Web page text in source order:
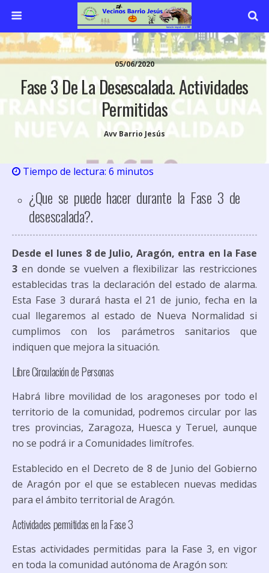
05/06/2020
Fase 3 De La Desescalada. Actividades
Permitidas
Avv Barrio Jesús
Tiempo de lectura: 6 minutos
¿Que se puede hacer durante la Fase 3 de
desescalada?.
Desde el lunes 8 de Julio, Aragón, entra en la Fase
3 en donde se vuelven a flexibilizar las restricciones
establecidas tras la declaración del estado de alarma.
Esta Fase 3 durará hasta el 21 de junio, fecha en la
cual llegaremos al estado de Nueva Normalidad si
cumplimos con los parámetros sanitarios que
indiquen que mejora la situación.
Libre Circulación de Personas
Habrá libre movilidad de los aragoneses por todo el
territorio de la comunidad, podremos circular por las
tres provincias, Zaragoza, Huesca y Teruel, aunque
no se podrá ir a Comunidades limítrofes.
Establecido en el Decreto de 8 de Junio del Gobierno
de Aragón por el que se establecen nuevas medidas
para el ámbito territorial de Aragón.
Actividades permitidas en la Fase 3
Estas actividades permitidas para la Fase 3, en vigor
en toda la comunidad autónoma de Aragón son: